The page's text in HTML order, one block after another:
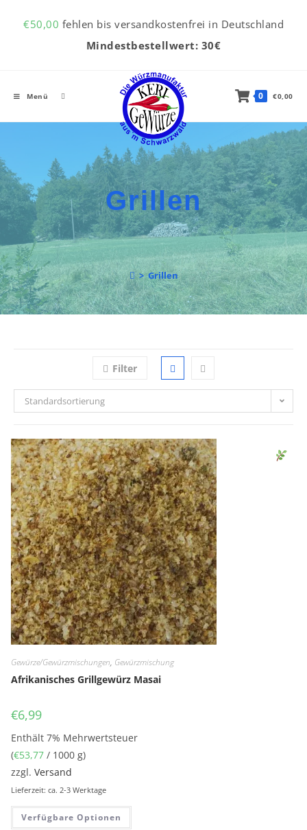
€50,00 fehlen bis versandkostenfrei in Deutschland
Mindestbestellwert: 30€
Menü 0 €0,00
Grillen
> Grillen
Filter
Standardsortierung
Senf
Gewürze/Gewürzmischungen, Gewürzmischung
Afrikanisches Grillgewürz Masai
€6,99
Enthält 7% Mehrwertsteuer
(€53,77 / 1000 g)
zzgl.Versand
Lieferzeit: ca. 2-3 Werktage
Verfügbare Optionen